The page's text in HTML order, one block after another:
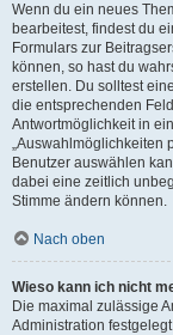
Wenn du ein neues
bearbeitest, findest du
Formulars zur
können, so hast du
erstellen. Du solltest
die entsprechenden
Antwortmöglichkeit in
„Auswahlmöglichkeiten
Benutzer auswählen
dabei eine zeitlich
Stimme ändern können.
Nach oben
Wieso kann ich nicht
Die maximal zulässige
Administration